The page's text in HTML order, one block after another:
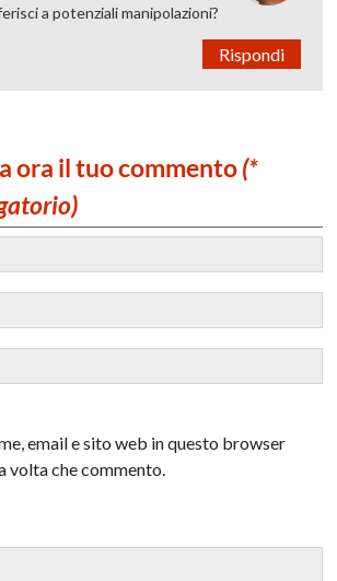
a potenziali manipolazioni?
Rispondi
ora il tuo commento(*
email e sito web in questo browser
volta che commento.